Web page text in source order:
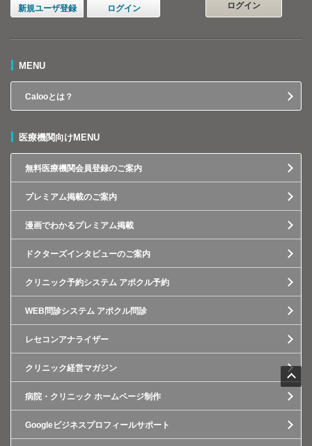
新規ユーザ登録 ログイン
ログイン
MENU
Calooとは？
医療機関向けMENU
無料医療機関会員登録のご案内
プレミアム掲載のご案内
漫画でわかるプレミアム掲載
ドクターズインタビューのご案内
クリニック予約システム アポクル予約
WEB問診システム アポクル問診
レセコンアナライザー
クリニック経営マガジン
病院・クリニック ホームページ制作
Googleビジネスプロフィールサポート